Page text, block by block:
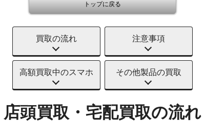
トップに戻る
買取の流れ 注意事項
高額買取中のスマホ その他製品の買取
店頭買取・宅配買取の流れ